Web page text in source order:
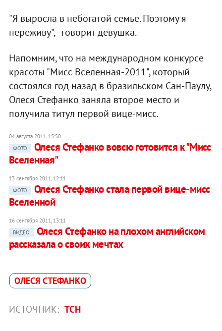
"Я выросла в небогатой семье. Поэтому я
переживу", - говорит девушка.
Напомним, что на международном конкурсе
красоты "Мисс Вселенная-2011", который
состоялся год назад в бразильском Сан-Паулу,
Олеся Стефанко заняла второе место и
получила титул первой вице-мисс.
04 августа 2011, 15:50
ФОТО
Олеся Стефанко вовсю готовится к "Мисс
Вселенная"
13 сентября 2011, 12:11
ФОТО
Олеся Стефанко стала первой вице-мисс
Вселенной
16 сентября 2011, 13:11
ВИДЕО
Олеся Стефанко на плохом английском
рассказала о своих мечтах
ОЛЕСЯ СТЕФАНКО
ИСТОЧНИК: ТСН